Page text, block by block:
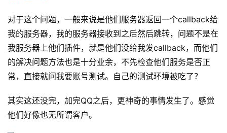
原
创
栏
对于这个问题，一般来说是他们服务器返回一个callback给
我的服务器，我的服务器接收到之后然后跳转，问题不是在
我服务器上他们插件，就是他们没给我发callback，而他们
的解决问题方法也是十分业余，不先检查他们服务是否正
常，直接就问我要账号测试。自己的测试环境被吃了？
其实这还没完，加完QQ之后，更神奇的事情发生了。感觉
他们好像也无所谓客户。